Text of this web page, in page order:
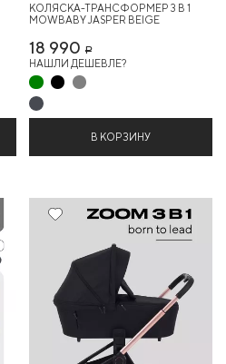
КОЛЯСКА-ТРАНСФОРМЕР 3 В 1
MOWBABY JASPER BEIGE
18 990 Р
НАШЛИ ДЕШЕВЛЕ?
В КОРЗИНУ
25%